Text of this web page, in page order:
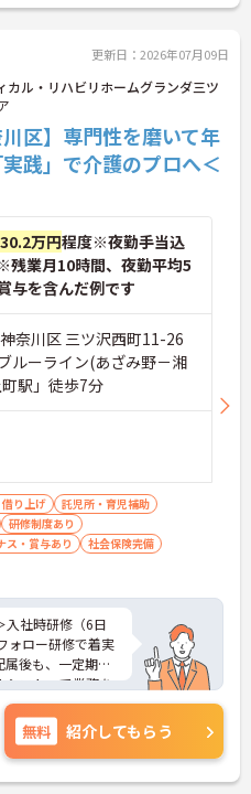
更新日：2026年07月09日
カル・リハビリホームグランダ三ツ
区】専門性を磨いて年
践」で介護のプロへ＜
万円程度※夜勤手当込
残業月10時間、夜勤平均5
与を含んだ例です
奈川区 三ツ沢西町11-26
ルーライン(あざみ野－湘
駅」徒歩7分
り上げ
託児所・育児補助
研修制度あり
ス・賞与あり
社会保険完備
入社時研修（6日
ォロー研修で着実
後も、一定期間
シフト」で業務を
ことはありませ
磨いて年収アップ
反映される仕組み
内専門資格制度
無料 紹介してもらう